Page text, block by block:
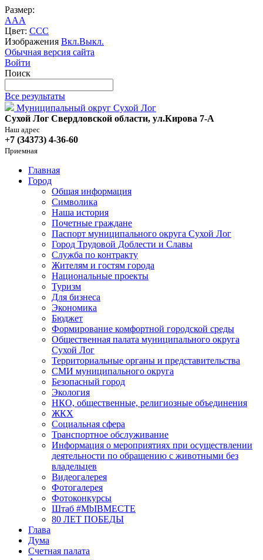
Размер:
AAA
Цвет: CCC
Изображения Вкл.Выкл.
Обычная версия сайта
Войти
Поиск
Все результаты
Муниципальный округ Сухой Лог
Сухой Лог Свердловской области, ул.Кирова 7-А
Наш адрес
+7 (34373) 4-36-60
Приемная
Главная
Город
Общая информация
Символика
Наша история
Почетные граждане
Паспорт муниципального округа Сухой Лог
Город Трудовой Доблести и Славы
Служба по контракту
Жителям и гостям города
Национальные проекты
Туризм
Для бизнеса
Экономика
Бюджет
Формирование комфортной городской среды
Общественная палата муниципального округа
Сухой Лог
Территориальные органы и представительства
СМИ муниципального округа
Безопасный город
Экология
НКО, общественные, религиозные объединения
ЖКХ
Социальная сфера
Транспортное обслуживание
Информация о мероприятиях при осуществлении
деятельности по обращению с животными без
владельцев
Видеогалерея
Фотогалерея
Фотоконкурсы
Штаб #MbIBMECTE
80 ЛЕТ ПОБЕДЫ
Глава
Дума
Счетная палата